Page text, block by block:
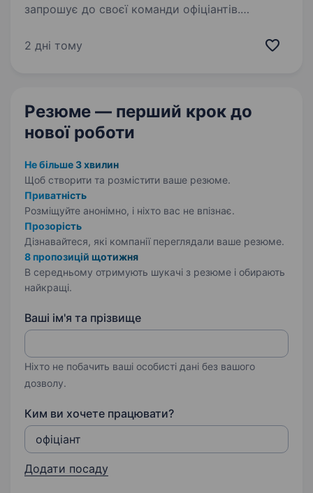
запрошує до своєї команди офіціантів.
друзів і почуватися як у сім'ї? — ЛАСКАВО
2 дні тому
Резюме — перший крок до
нової роботи
Не більше 3 хвилин
Щоб створити та розмістити ваше резюме.
Приватність
Розміщуйте анонімно, і ніхто вас не впізнає.
Прозорість
Дізнавайтеся, які компанії переглядали ваше резюме.
8 пропозицій щотижня
В середньому отримують шукачі з резюме і обирають
найкращі.
Ваші ім'я та прізвище
Ніхто не побачить ваші особисті дані без вашого
дозволу.
Ким ви хочете працювати?
Додати посаду